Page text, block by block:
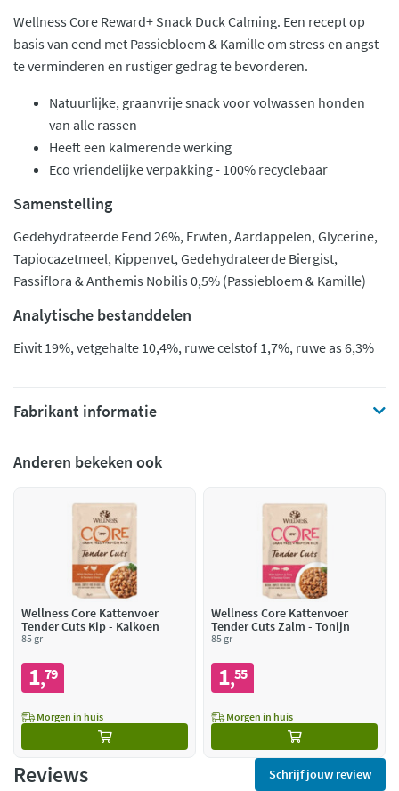
Wellness Core Reward+ Snack Duck Calming. Een recept op
basis van eend met Passiebloem & Kamille om stress en angst
te verminderen en rustiger gedrag te bevorderen.
Natuurlijke, graanvrije snack voor volwassen honden
van alle rassen
Heeft een kalmerende werking
Eco vriendelijke verpakking - 100% recyclebaar
Samenstelling
Gedehydrateerde Eend 26%, Erwten, Aardappelen, Glycerine,
Tapiocazetmeel, Kippenvet, Gedehydrateerde Biergist,
Passiflora & Anthemis Nobilis 0,5% (Passiebloem & Kamille)
Analytische bestanddelen
Eiwit 19%, vetgehalte 10,4%, ruwe celstof 1,7%, ruwe as 6,3%
Fabrikant informatie
Anderen bekeken ook
Wellness Core Kattenvoer
Tender Cuts Kip - Kalkoen
85 gr
1,79
Morgen in huis
Wellness Core Kattenvoer
Tender Cuts Zalm - Tonijn
85 gr
1,55
Morgen in huis
Reviews Schrijf jouw review